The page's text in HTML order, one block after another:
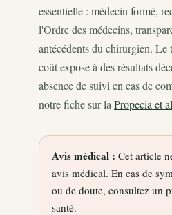
essentielle : médecin formé,
l'Ordre des médecins,
antécédents du chirurgien. Le
coût expose à des résultats
absence de suivi en cas de
notre fiche sur la Propecia et
Avis médical : Cet article
avis médical. En cas de
ou de doute, consultez un
santé.